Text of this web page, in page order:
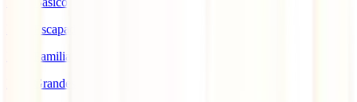
IATI Escapadas
IATI Familia
IATI Grandes Viajeros